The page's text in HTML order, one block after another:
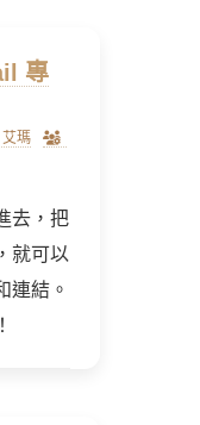
專
艾瑪
去，把
就可以
連結。